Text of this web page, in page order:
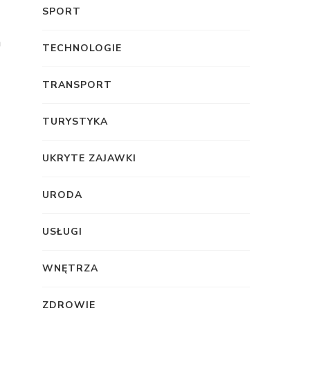
SPORT
TECHNOLOGIE
TRANSPORT
TURYSTYKA
UKRYTE ZAJAWKI
URODA
USŁUGI
WNĘTRZA
ZDROWIE